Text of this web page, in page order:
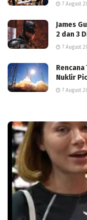
7 August
James
2 dan 3
7 August
Nuklir
7 August